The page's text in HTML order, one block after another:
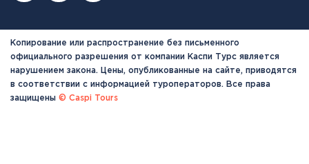
Копирование или распространение без письменного
официального разрешения от компании Каспи Турс является
нарушением закона. Цены, опубликованные на сайте, приводятся
в соответствии с информацией туроператоров. Все права
защищены © Caspi Tours